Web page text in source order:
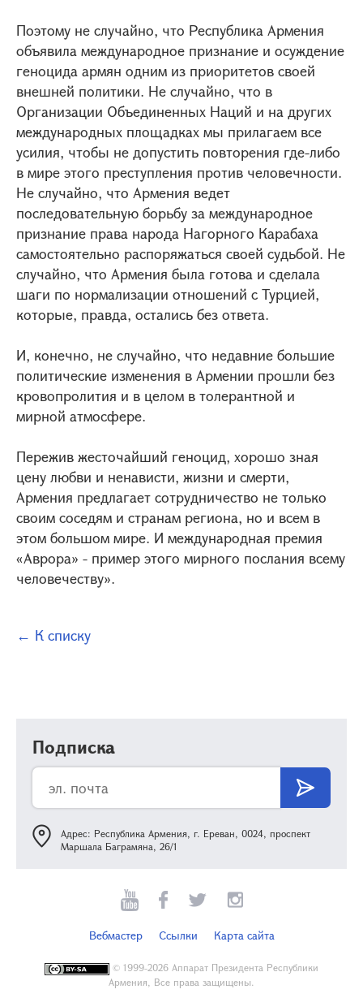
Поэтому не случайно, что Республика Армения
объявила международное признание и осуждение
геноцида армян одним из приоритетов своей
внешней политики. Не случайно, что в
Организации Объединенных Наций и на других
международных площадках мы прилагаем все
усилия, чтобы не допустить повторения где-либо
в мире этого преступления против человечности.
Не случайно, что Армения ведет
последовательную борьбу за международное
признание права народа Нагорного Карабаха
самостоятельно распоряжаться своей судьбой. Не
случайно, что Армения была готова и сделала
шаги по нормализации отношений с Турцией,
которые, правда, остались без ответа.
И, конечно, не случайно, что недавние большие
политические изменения в Армении прошли без
кровопролития и в целом в толерантной и
мирной атмосфере.
Пережив жесточайший геноцид, хорошо зная
цену любви и ненависти, жизни и смерти,
Армения предлагает сотрудничество не только
своим соседям и странам региона, но и всем в
этом большом мире. И международная премия
«Аврора» - пример этого мирного послания всему
человечеству».
← К списку
Подписка
Адрес: Республика Армения, г. Ереван, 0024, проспект
Маршала Баграмяна, 26/1
Вебмастер Ссылки Карта сайта
© 1999-2026 Аппарат Президента Республики
Армения, Все права защищены.